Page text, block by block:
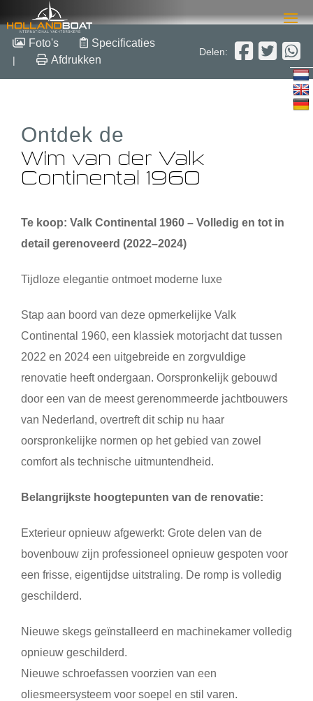
Wim van der Valk
Continental 1960
Staal
€ 1.190.000,-
Foto's Specificaties
| Afdrukken
Delen:
Ontdek de
Wim van der Valk
Continental 1960
Te koop: Valk Continental 1960 – Volledig en tot in
detail gerenoveerd (2022–2024)
Tijdloze elegantie ontmoet moderne luxe
Stap aan boord van deze opmerkelijke Valk
Continental 1960, een klassiek motorjacht dat tussen
2022 en 2024 een uitgebreide en zorgvuldige
renovatie heeft ondergaan. Oorspronkelijk gebouwd
door een van de meest gerenommeerde jachtbouwers
van Nederland, overtreft dit schip nu haar
oorspronkelijke normen op het gebied van zowel
comfort als technische uitmuntendheid.
Belangrijkste hoogtepunten van de renovatie:
Exterieur opnieuw afgewerkt: Grote delen van de
bovenbouw zijn professioneel opnieuw gespoten voor
een frisse, eigentijdse uitstraling. De romp is volledig
geschilderd.
Nieuwe skegs geïnstalleerd en machinekamer volledig
opnieuw geschilderd.
Nieuwe schroefassen voorzien van een
oliesmeersysteem voor soepel en stil varen.